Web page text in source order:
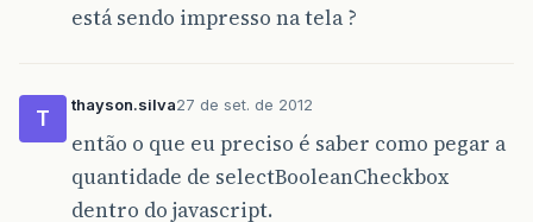
está sendo impresso na tela ?
T
thayson.silva27 de set. de 2012
então o que eu preciso é saber como pegar a
quantidade de selectBooleanCheckbox
dentro do javascript.